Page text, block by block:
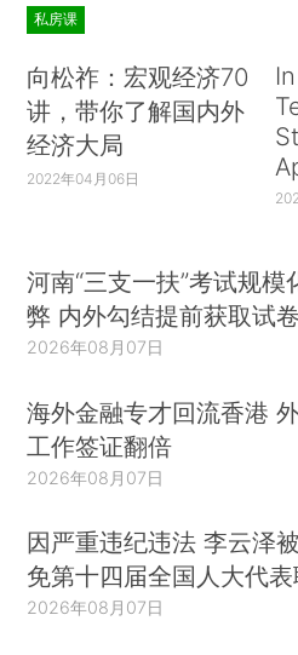
私房课
向松祚：宏观经济70
讲，带你了解国内外
经济大局
2022年04月06日
河南“三支一扶”考试规模
弊 内外勾结提前获取试卷
2026年08月07日
海外金融专才回流香港
工作签证翻倍
2026年08月07日
因严重违纪违法 李云泽
免第十四届全国人大代
2026年08月07日